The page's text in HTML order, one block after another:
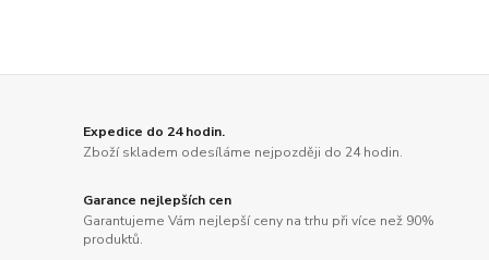
Expedice do 24 hodin.
Zboží skladem odesíláme nejpozději do 24 hodin.
Garance nejlepších cen
Garantujeme Vám nejlepší ceny na trhu při více než 90%
produktů.